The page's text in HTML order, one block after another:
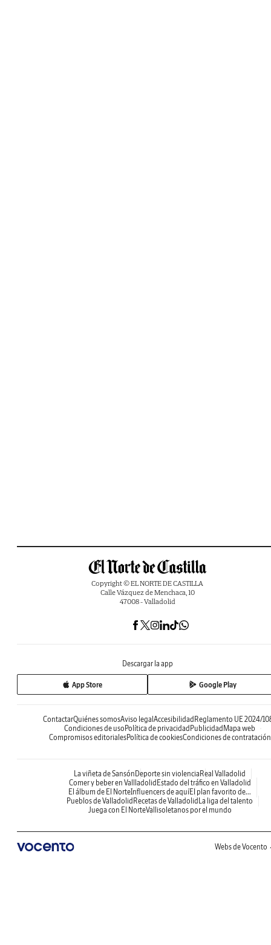
Copyright © EL NORTE DE CASTILLA
Calle Vázquez de Menchaca, 10
47008 - Valladolid
Descargar la app
App Store Google Play
ContactarQuiénes somosAviso legal Accesibilidad Reglamento UE 2024/
Condiciones de uso Política de privacidad Publicidad Mapa web
Compromisos editorialesPolítica de cookiesCondiciones de contratación
La viñeta de Sansón Deporte sin violencia Real Valladolid
Comer y beber en Vallladolid Estado del tráfico en Valladolid
El álbum de El NorteInfluencers de aquíEl plan favorito de...
Pueblos de Valladolid Recetas de Valladolid La liga del talento
Juega con El NorteVallisoletanos por el mundo
Webs de Vocento